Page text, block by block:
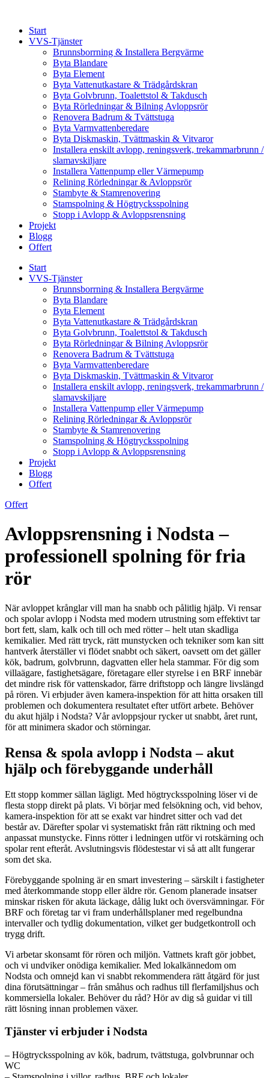
contentStart
VVS-Tjänster
Brunnsborrning & Installera Bergvärme
Byta Blandare
Byta Element
Byta Vattenutkastare & Trädgårdskran
Byta Golvbrunn, Toalettstol & Takdusch
Byta Rörledningar & Bilning Avloppsrör
Renovera Badrum & Tvättstuga
Byta Varmvattenberedare
Byta Diskmaskin, Tvättmaskin & Vitvaror
Installera enskilt avlopp, reningsverk, trekammarbrunn /
slamavskiljare
Installera Vattenpump eller Värmepump
Relining Rörledningar & Avloppsrör
Stambyte & Stamrenovering
Stamspolning & Högtrycksspolning
Stopp i Avlopp & Avloppsrensning
Projekt
Blogg
Offert
Start
VVS-Tjänster
Brunnsborrning & Installera Bergvärme
Byta Blandare
Byta Element
Byta Vattenutkastare & Trädgårdskran
Byta Golvbrunn, Toalettstol & Takdusch
Byta Rörledningar & Bilning Avloppsrör
Renovera Badrum & Tvättstuga
Byta Varmvattenberedare
Byta Diskmaskin, Tvättmaskin & Vitvaror
Installera enskilt avlopp, reningsverk, trekammarbrunn /
slamavskiljare
Installera Vattenpump eller Värmepump
Relining Rörledningar & Avloppsrör
Stambyte & Stamrenovering
Stamspolning & Högtrycksspolning
Stopp i Avlopp & Avloppsrensning
Projekt
Blogg
Offert
Offert
Avloppsrensning i Nodsta –
professionell spolning för fria
rör
När avloppet krånglar vill man ha snabb och pålitlig hjälp. Vi rensar
och spolar avlopp i Nodsta med modern utrustning som effektivt tar
bort fett, slam, kalk och till och med rötter – helt utan skadliga
kemikalier. Med rätt tryck, rätt munstycken och tekniker som kan sitt
hantverk återställer vi flödet snabbt och säkert, oavsett om det gäller
kök, badrum, golvbrunn, dagvatten eller hela stammar. För dig som
villaägare, fastighetsägare, företagare eller styrelse i en BRF innebär
det mindre risk för vattenskador, färre driftstopp och längre livslängd
på rören. Vi erbjuder även kamera-inspektion för att hitta orsaken till
problemen och dokumentera resultatet efter utfört arbete. Behöver
du akut hjälp i Nodsta? Vår avloppsjour rycker ut snabbt, året runt,
för att minimera skador och störningar.
Rensa & spola avlopp i Nodsta – akut
hjälp och förebyggande underhåll
Ett stopp kommer sällan lägligt. Med högtrycksspolning löser vi de
flesta stopp direkt på plats. Vi börjar med felsökning och, vid behov,
kamera-inspektion för att se exakt var hindret sitter och vad det
består av. Därefter spolar vi systematiskt från rätt riktning och med
anpassat munstycke. Finns rötter i ledningen utför vi rotskärning och
spolar rent efteråt. Avslutningsvis flödestestar vi så att allt fungerar
som det ska.
Förebyggande spolning är en smart investering – särskilt i fastigheter
med återkommande stopp eller äldre rör. Genom planerade insatser
minskar risken för akuta läckage, dålig lukt och översvämningar. För
BRF och företag tar vi fram underhållsplaner med regelbundna
intervaller och tydlig dokumentation, vilket ger budgetkontroll och
trygg drift.
Vi arbetar skonsamt för rören och miljön. Vattnets kraft gör jobbet,
och vi undviker onödiga kemikalier. Med lokalkännedom om
Nodsta och omnejd kan vi snabbt rekommendera rätt åtgärd för just
dina förutsättningar – från småhus och radhus till flerfamiljshus och
kommersiella lokaler. Behöver du råd? Hör av dig så guidar vi till
rätt lösning innan problemen växer.
Tjänster vi erbjuder i Nodsta
– Högtrycksspolning av kök, badrum, tvättstuga, golvbrunnar och
WC